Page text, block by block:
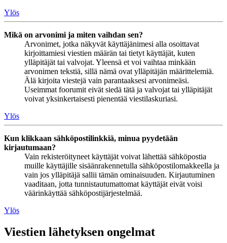
Ylös
Mikä on arvonimi ja miten vaihdan sen?
Arvonimet, jotka näkyvät käyttäjänimesi alla osoittavat
kirjoittamiesi viestien määrän tai tietyt käyttäjät, kuten
ylläpitäjät tai valvojat. Yleensä et voi vaihtaa minkään
arvonimen tekstiä, sillä nämä ovat ylläpitäjän määrittelemiä.
Älä kirjoita viestejä vain parantaaksesi arvonimeäsi.
Useimmat foorumit eivät siedä tätä ja valvojat tai ylläpitäjät
voivat yksinkertaisesti pienentää viestilaskuriasi.
Ylös
Kun klikkaan sähköpostilinkkiä, minua pyydetään
kirjautumaan?
Vain rekisteröityneet käyttäjät voivat lähettää sähköpostia
muille käyttäjille sisäänrakennetulla sähköpostilomakkeella ja
vain jos ylläpitäjä sallii tämän ominaisuuden. Kirjautuminen
vaaditaan, jotta tunnistautumattomat käyttäjät eivät voisi
väärinkäyttää sähköpostijärjestelmää.
Ylös
Viestien lähetyksen ongelmat